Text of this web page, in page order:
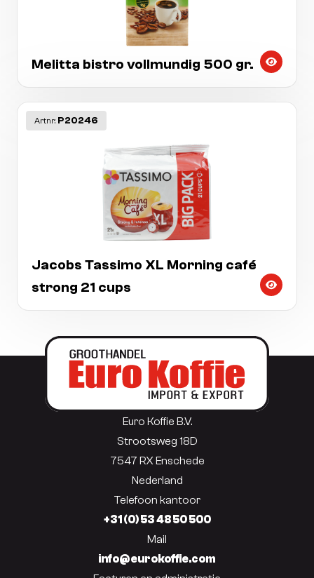
Melitta bistro vollmundig 500 gr.
Artnr: P20246
Jacobs Tassimo XL Morning café
strong 21 cups
Euro Koffie B.V.
Strootsweg 18D
7547 RX Enschede
Nederland
Telefoon kantoor
+31 (0) 53 48 50 500
Mail
info@eurokoffie.com